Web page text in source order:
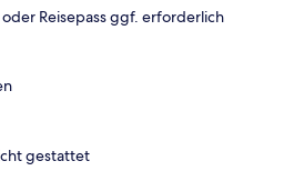
oder Reisepass ggf. erforderlich
gestattet